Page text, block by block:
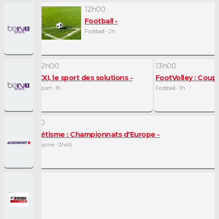
12h00
Football
Football - 2h
12h00
XXI, le sport des solutions
Sport - 1h
13h00
FootVolley :
Football - 1h
11h30
Athlétisme : Championnats d'Europe
Athlétisme - 2h45